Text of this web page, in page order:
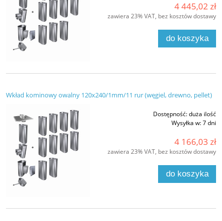
4 445,02 zł
zawiera 23% VAT, bez kosztów dostawy
do koszyka
Wkład kominowy owalny 120x240/1mm/11 rur (węgiel, drewno, pellet)
Dostępność:duża ilość
Wysyłka w:7 dni
4 166,03 zł
zawiera 23% VAT, bez kosztów dostawy
do koszyka